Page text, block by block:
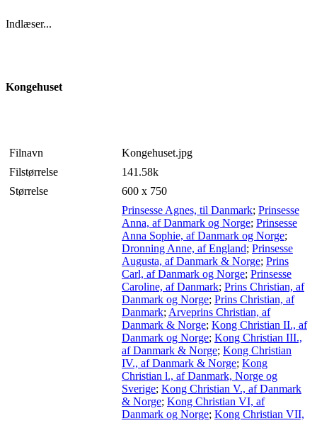
Indlæser...
Kongehuset
Filnavn
Kongehuset.jpg
Filstørrelse
141.58k
Størrelse
600 x 750
Prinsesse Agnes, til Danmark; Prinsesse
Anna, af Danmark og Norge; Prinsesse
Anna Sophie, af Danmark og Norge;
Dronning Anne, af England; Prinsesse
Augusta, af Danmark & Norge; Prins
Carl, af Danmark og Norge; Prinsesse
Caroline, af Danmark; Prins Christian, af
Danmark og Norge; Prins Christian, af
Danmark; Arveprins Christian, af
Danmark & Norge; Kong Christian II., af
Danmark og Norge; Kong Christian III.,
af Danmark & Norge; Kong Christian
IV., af Danmark & Norge; Kong
Christian l., af Danmark, Norge og
Sverige; Kong Christian V., af Danmark
& Norge; Kong Christian VI, af
Danmark og Norge; Kong Christian VII,